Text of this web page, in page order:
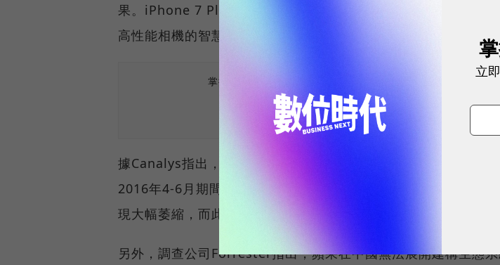
果。iPhone 7 Plus雖搭載雙鏡頭相機，不過華為、OPPO等多數
高性能相機的智慧手機產品，因此雙鏡頭不會有太大魅力。
掌握最新AI、半導體、數位趨勢！訂閱《數位時代》日報及社
據Canalys指出，售價在500美元以上的高價智慧手機市場對蘋果
2016年4-6月期間蘋果於中國高價智慧手機市場的市佔率為38%
現大幅萎縮，而此主要是受到來自華為的競爭所致。
另外，調查公司Forrester指出，蘋果在中國無法展開建構生態
立